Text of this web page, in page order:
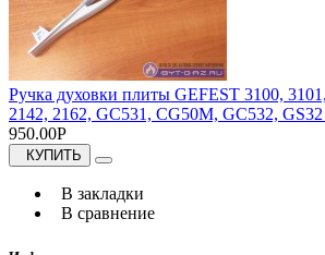
Ручка духовки плиты GEFEST 3100,
2142, 2162, GC531, CG50M, GC532, GS32
950.00Р
КУПИТЬ
В закладки
В сравнение